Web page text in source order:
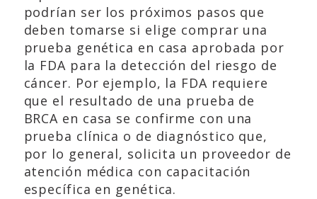
podrían ser los próximos pasos que
deben tomarse si elige comprar una
prueba genética en casa aprobada por
la FDA para la detección del riesgo de
cáncer. Por ejemplo, la FDA requiere
que el resultado de una prueba de
BRCA en casa se confirme con una
prueba clínica o de diagnóstico que,
por lo general, solicita un proveedor de
atención médica con capacitación
específica en genética.